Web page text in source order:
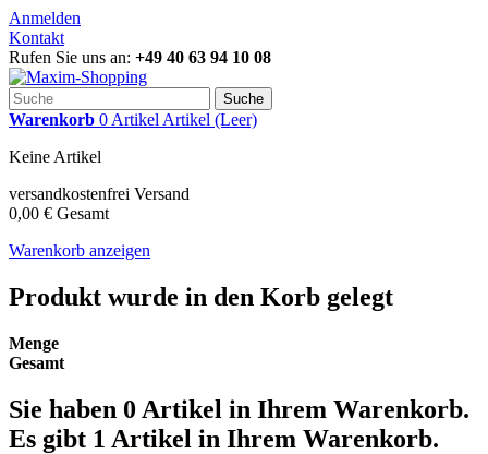
Anmelden
Kontakt
Rufen Sie uns an: +49 40 63 94 10 08
Suche
Warenkorb 0 Artikel Artikel (Leer)
Keine Artikel
versandkostenfrei Versand
0,00 € Gesamt
Warenkorb anzeigen
Produkt wurde in den Korb gelegt
Menge
Gesamt
Sie haben 0 Artikel in Ihrem Warenkorb.
Es gibt 1 Artikel in Ihrem Warenkorb.